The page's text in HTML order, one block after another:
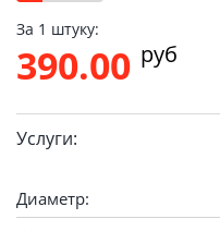
За 1 штуку:
390.00 pуб
Услуги:
Диаметр: